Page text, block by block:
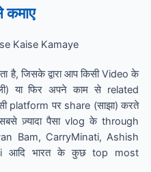
है, जिसके द्वारा आप किसी Video के
या फिर अपने काम से related
platform पर share (साझा) करते
ज़्यादा पैसा vlog के through
Bam, CarryMinati, Ashish
आदि भारत के कुछ top most